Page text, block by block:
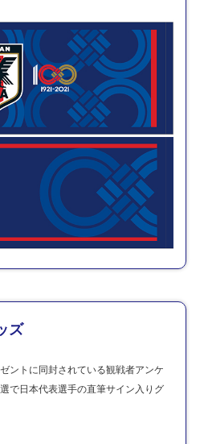
ズ
ントに同封されている観戦者アンケ
で日本代表選手の直筆サイン入りグ